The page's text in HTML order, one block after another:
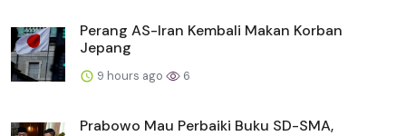
Perang AS-Iran Kembali Makan Korban
Jepang
9 hours ago 6
Prabowo Mau Perbaiki Buku SD-SMA,